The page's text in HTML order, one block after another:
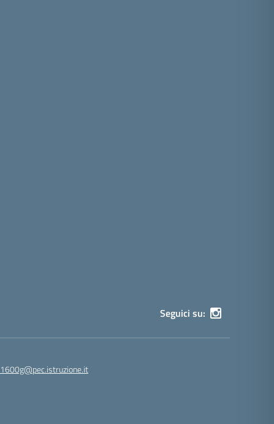
Seguici su: